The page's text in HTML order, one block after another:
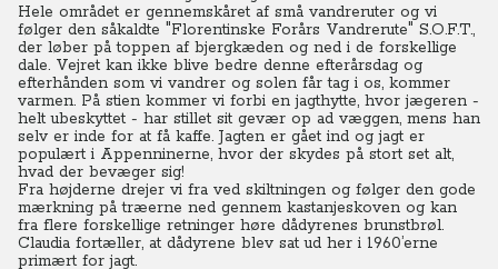
Hele området er gennemskåret af små vandreruter og vi
følger den såkaldte "Florentinske Forårs Vandrerute" S.O.F.T.,
der løber på toppen af bjergkæden og ned i de forskellige
dale. Vejret kan ikke blive bedre denne efterårsdag og
efterhånden som vi vandrer og solen får tag i os, kommer
varmen. På stien kommer vi forbi en jagthytte, hvor jægeren -
helt ubeskyttet - har stillet sit gevær op ad væggen, mens han
selv er inde for at få kaffe. Jagten er gået ind og jagt er
populært i Appenninerne, hvor der skydes på stort set alt,
hvad der bevæger sig!
Fra højderne drejer vi fra ved skiltningen og følger den gode
mærkning på træerne ned gennem kastanjeskoven og kan
fra flere forskellige retninger høre dådyrenes brunstbrøl.
Claudia fortæller, at dådyrene blev sat ud her i 1960’erne
primært for jagt.